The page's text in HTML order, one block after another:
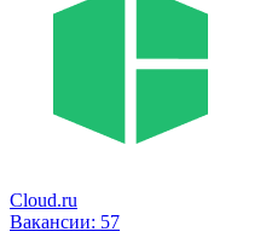
Cloud.ru
Вакансии: 57